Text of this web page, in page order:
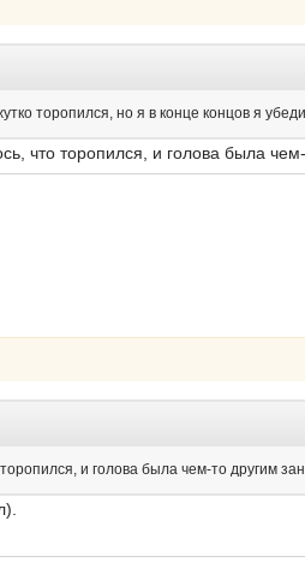
торопился, но я в конце концов я
что торопился, и голова была чем-
и голова была чем-то другим